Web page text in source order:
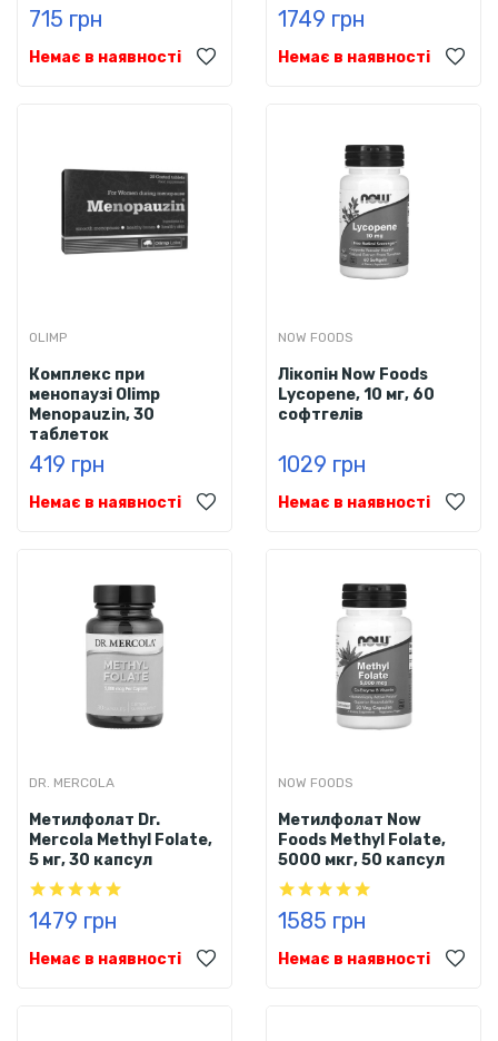
715 грн
Немає в наявності
1749 грн
Немає в наявності
OLIMP
Комплекс при
менопаузі Olimp
Menopauzin, 30
таблеток
419 грн
Немає в наявності
NOW FOODS
Лікопін Now Foods
Lycopene, 10 мг, 60
софтгелів
1029 грн
Немає в наявності
DR. MERCOLA
Метилфолат Dr.
Mercola Methyl Folate,
5 мг, 30 капсул
1479 грн
Немає в наявності
NOW FOODS
Метилфолат Now
Foods Methyl Folate,
5000 мкг, 50 капсул
1585 грн
Немає в наявності